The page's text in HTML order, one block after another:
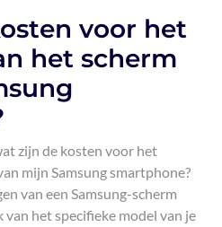
voor het
het scherm
zijn de kosten voor het
mijn Samsung smartphone?
van een Samsung-scherm
het specifieke model van je